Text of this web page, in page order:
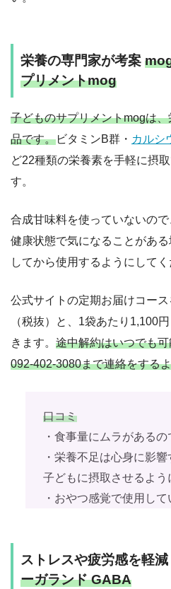
栄養の専門家が考案
プリメントmog
子どものサプリメントmogは
品です。ビタミンB群・ カルシ
ど22種類の栄養素を手軽に摂
す。
合成甘味料を使っていないので
健康状態で気になることがあ
してから使用するようにしてく
公式サイトの定期お届けコー
（税抜）と、1袋あたり1,100
きます。 途中解約はいつでも
092-402-3080まで連絡をする
口コミ
・食事量にムラがある
・栄養不足は心身に影響
子どもに摂取させるよう
・おやつ感覚で使用して
ストレスや疲労感を軽減
ーガランド GABA